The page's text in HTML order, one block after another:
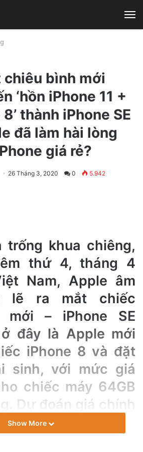
chiêu bình mới
‘hồn iPhone 11 +
thành iPhone SE
đã làm hài lòng
giá rẻ?
26 Tháng 3, 2020 0 5.942
trống khua chiêng,
thứ 4, tháng 4
Nam, Apple âm
lẽ ra mắt chiếc
mới – iPhone SE
đây là Apple mới
iPhone 8 và đặt
sinh, với mức giá
chiếc máy 64GB
Dự đoán giá chính
Nam nằm trong
Show More